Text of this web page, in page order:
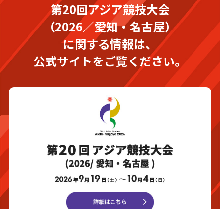
第20回アジア競技大会
（2026／愛知・名古屋）
に関する情報は、
公式サイトをご覧ください。